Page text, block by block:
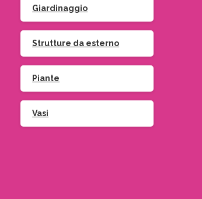
Giardinaggio
Strutture da esterno
Piante
Vasi
alla